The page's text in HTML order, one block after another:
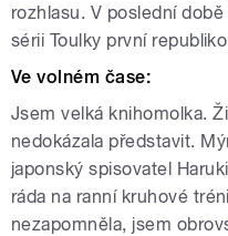
rozhlasu. V poslední
sérii Toulky první
Ve volném čase:
Jsem velká knihomolka.
nedokázala představit.
japonský spisovatel
ráda na ranní kruhové
nezapomněla, jsem